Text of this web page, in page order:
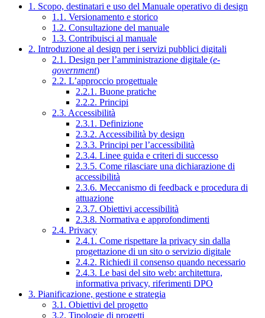
1. Scopo, destinatari e uso del Manuale operativo di design
1.1. Versionamento e storico
1.2. Consultazione del manuale
1.3. Contribuisci al manuale
2. Introduzione al design per i servizi pubblici digitali
2.1. Design per l’amministrazione digitale (e-
government)
2.2. L’approccio progettuale
2.2.1. Buone pratiche
2.2.2. Principi
2.3. Accessibilità
2.3.1. Definizione
2.3.2. Accessibilità by design
2.3.3. Principi per l’accessibilità
2.3.4. Linee guida e criteri di successo
2.3.5. Come rilasciare una dichiarazione di
accessibilità
2.3.6. Meccanismo di feedback e procedura di
attuazione
2.3.7. Obiettivi accessibilità
2.3.8. Normativa e approfondimenti
2.4. Privacy
2.4.1. Come rispettare la privacy sin dalla
progettazione di un sito o servizio digitale
2.4.2. Richiedi il consenso quando necessario
2.4.3. Le basi del sito web: architettura,
informativa privacy, riferimenti DPO
3. Pianificazione, gestione e strategia
3.1. Obiettivi del progetto
3.2. Tipologie di progetti